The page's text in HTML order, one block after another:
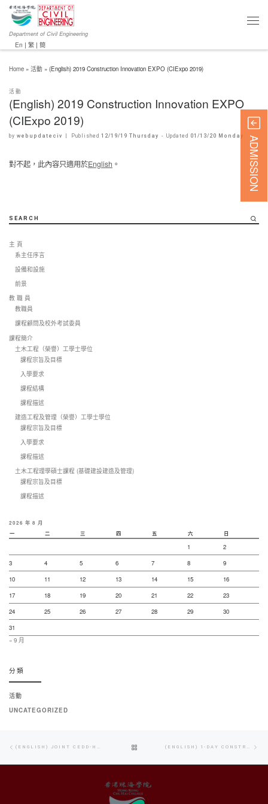
Department of Civil Engineering
En | 繁 | 簡
Home » 活動 » (English) 2019 Construction Innovation EXPO (CIExpo 2019)
活動
(English) 2019 Construction Innovation EXPO
(CIExpo 2019)
by webupdateciv Published 12/19/19 Thursday - Updated 01/13/20 Monday
對不起，此內容只適用於English 。
SEARCH
主 頁
系主任序言
設備和設施
前景
教 職 員
教職員
課程顧問及校外考試委員
課程簡介
土木工程（榮譽）工學士學位
課程宗旨及目標
入學要求
課程結構
課程描述
建造工程及管理（榮譽）工學士學位
課程宗旨及目標
入學要求
課程描述
土木工程理學碩士課程 (基礎建設建造及管理)
課程宗旨及目標
課程描述
2026 年 8 月
一 二 三 四 五 六 日
1
2
3
4 5 6 7 8
9
10
11 12 13 14 15
16
17
18 19 20 21 22
23
24
25 26 27 28 29
30
31
« 9 月
分類
活動
UNCATEGORIZED
Post
Previous
(ENGLISH) JOINT CEDD-HKIE INTERNATIONAL CONFERENCE 2019 “INTELLIGENT AND SUSTAINABLE DEVELOPMENT FROM RECLAMATION AND BEYOND” BACK
TO
POST
(ENGLISH) 1-DAY CONSTRUCTION TRAINING – “EXPERIENTIAL LEARNING ON SITE SAFETY 2019-2020”
ADMISSION